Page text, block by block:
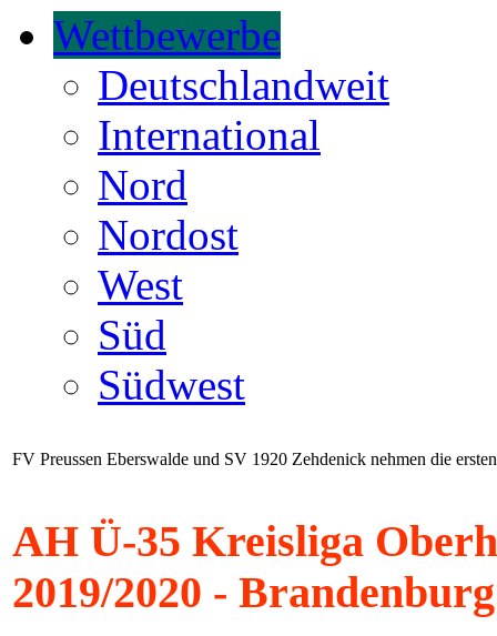
Wettbewerbe
Deutschlandweit
International
Nord
Nordost
West
Süd
Südwest
FV Preussen Eberswalde und SV 1920 Zehdenick nehmen die
AH Ü-35 Kreisliga
2019/2020 - Brandenburg